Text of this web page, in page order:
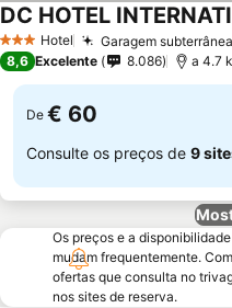
3 EstrelasHotel Garagem
DC HOTEL
8,6 Excelente 8.086 a 4.7
De € 60
Consulte os preços de 9
Os preços e a
mudam frequentemente.
ofertas que consulta no
nos sites de reserva.